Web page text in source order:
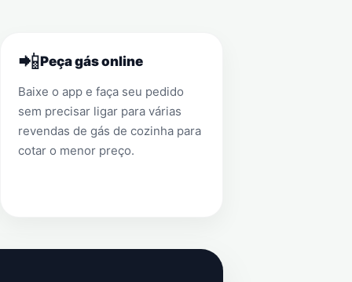
📲Peça gás online
Baixe o app e faça seu pedido
sem precisar ligar para várias
revendas de gás de cozinha para
cotar o menor preço.